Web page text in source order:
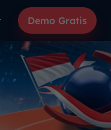
Demo Gratis